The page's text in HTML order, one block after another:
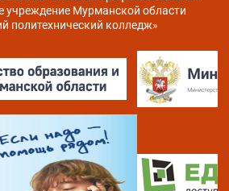
учреждение Мурманской области
политехнический колледж»